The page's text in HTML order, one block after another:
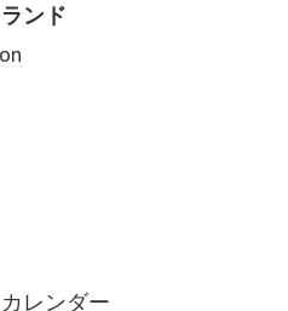
ンド
レンダー